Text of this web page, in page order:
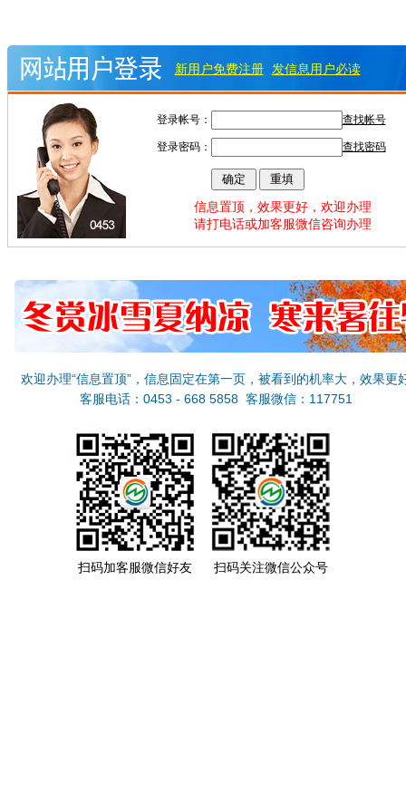
新用户免费注册 发信息用户必读
登录帐号： 查找帐号
登录密码： 查找密码
信息置顶，效果更好，欢迎办理
请打电话或加客服微信咨询办理
欢迎办理“信息置顶”，信息固定在第一页，被看到的机率大，效果更
客服电话：0453 - 668 5858 客服微信：117751
扫码加客服微信好友 扫码关注微信公众号